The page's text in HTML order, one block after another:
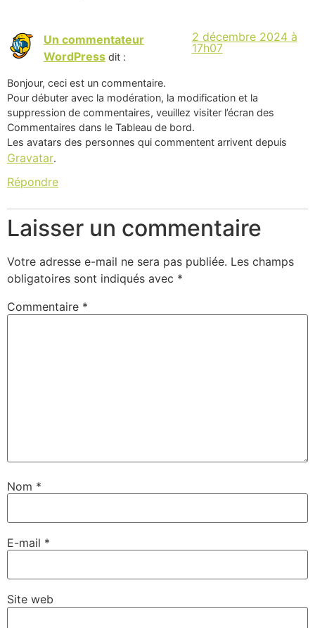
Un commentateur
WordPress dit :
2 décembre 2024 à
17h07
Bonjour, ceci est un commentaire.
Pour débuter avec la modération, la modification et la
suppression de commentaires, veuillez visiter l’écran des
Commentaires dans le Tableau de bord.
Les avatars des personnes qui commentent arrivent depuis
Gravatar.
Répondre
Laisser un commentaire
Votre adresse e-mail ne sera pas publiée. Les champs
obligatoires sont indiqués avec *
Commentaire *
Nom *
E-mail *
Site web